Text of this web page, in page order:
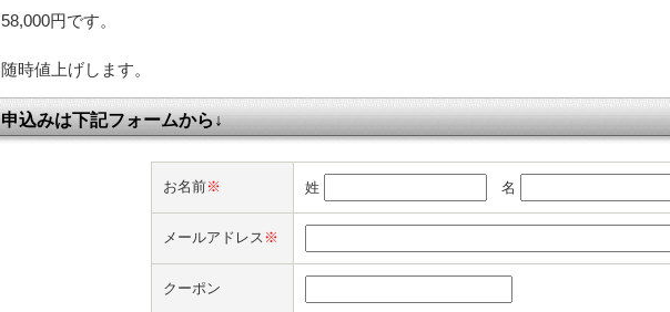
58,000円です。
随時値上げします。
申込みは下記フォームから↓
お名前※ 姓 名
メールアドレス ※
クーポン